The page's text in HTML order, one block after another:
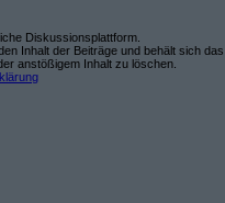
Diskussionsplattform.
Inhalt der Beiträge und behält sich das
anstößigem Inhalt zu löschen.